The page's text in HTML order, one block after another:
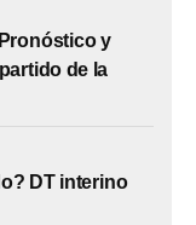
y
de la
DT interino